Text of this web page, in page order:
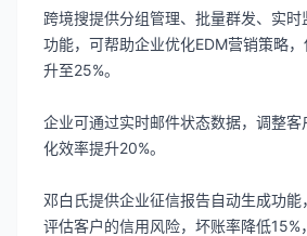
跨境搜提供分组管理、批量群发、实
功能，可帮助企业优化EDM营销策略
升至25%。
企业可通过实时邮件状态数据，调整
化效率提升20%。
邓白氏提供企业征信报告自动生成功
评估客户的信用风险，坏账率降低15%